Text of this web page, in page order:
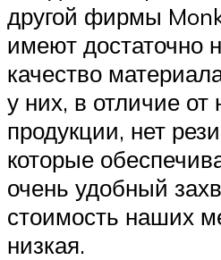
другой фирмы
имеют достаточно
качество
у них, в отличие
продукции, нет
которые
очень удобный
стоимость наших
низкая.